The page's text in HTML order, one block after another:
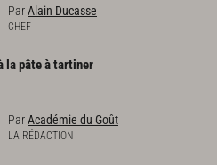
ParAlain Ducasse
CHEF
lapâteàtartiner
ParAcadémie du Goût
LA RÉDACTION